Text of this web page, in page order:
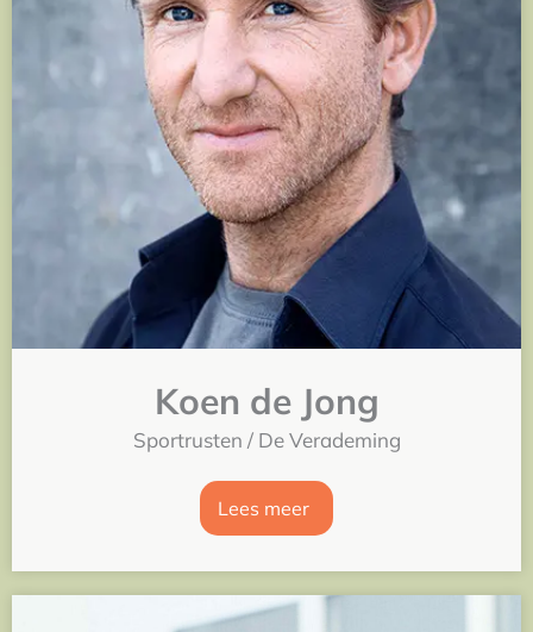
Koen de Jong
Sportrusten / De Verademing
Lees meer